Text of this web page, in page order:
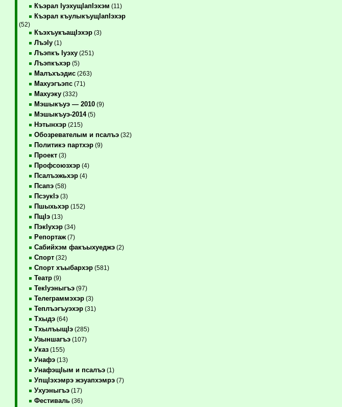
Къэрал IуэхущIапIэхэм (11)
Къэрал къулыкъущIапIэхэр
(52)
КъэхъукъащIэхэр(3)
ЛъэIу(1)
Лъэпкъ Iуэху(251)
Лъэпкъхэр(5)
Малъхъэдис(263)
Махуэгъэпс(71)
Махуэку(332)
Мэшыкъуэ — 2010(9)
Мэшыкъуэ-2014(5)
Нэтынхэр(215)
Обозревателым и псалъэ(32)
Политикэ партхэр(9)
Проект(3)
Профсоюзхэр(4)
Псалъэжьхэр(4)
Псапэ(58)
ПсэукIэ(3)
Пшыхьхэр(152)
ПщIэ(13)
ПэкIухэр(34)
Репортаж(7)
Сабийхэм факъыхуеджэ(2)
Спорт(32)
Спорт хъыбархэр(581)
Театр(9)
ТекIуэныгъэ(97)
Телеграммэхэр(3)
Теплъэгъуэхэр(31)
Тхыдэ(64)
ТхылъыщIэ(285)
Узыншагъэ(107)
Указ(155)
Унафэ(13)
УнафэщIым и псалъэ(1)
УпщIэхэмрэ жэуапхэмрэ(7)
Ухуэныгъэ(17)
Фестиваль(36)